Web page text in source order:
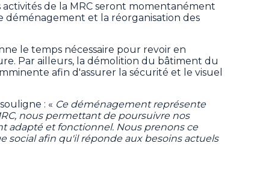
de la MRC seront momentanément
et la réorganisation des
le temps nécessaire pour revoir en
Par ailleurs, la démolition du bâtiment du
afin d'assurer la sécurité et le visuel
: « Ce déménagement représente
nous permettant de poursuivre nos
adapté et fonctionnel. Nous prenons ce
social afin qu'il réponde aux besoins actuels